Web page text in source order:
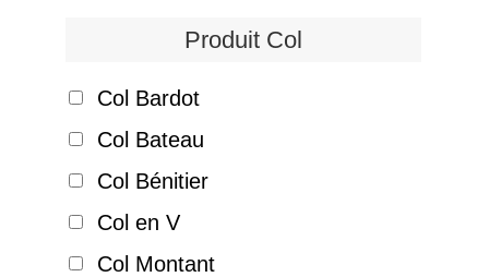
Produit Col
Col Bardot
Col Bateau
Col Bénitier
Col en V
Col Montant